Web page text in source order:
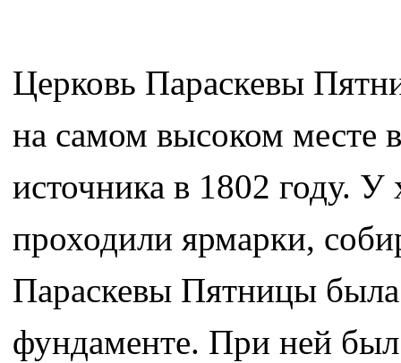
Церковь Параскевы
на самом высоком месте
источника в 1802 году.
проходили ярмарки,
Параскевы Пятницы
фундаменте. При ней